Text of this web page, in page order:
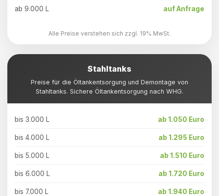
ab 9.000 L auf Anfrage
Alle Preise verstehen sich zzgl. 19% MwSt.
Stahltanks
Preise für die Öltankentsorgung und Demontage von
Stahltanks. Sichere Öltankentsorgung nach WHG.
bis 3.000 L ab 1.050 Euro
bis 4.000 L ab 1.295 Euro
bis 5.000 L ab 1.510 Euro
bis 6.000 L ab 1.720 Euro
bis 7.000 L ab 1.940 Euro